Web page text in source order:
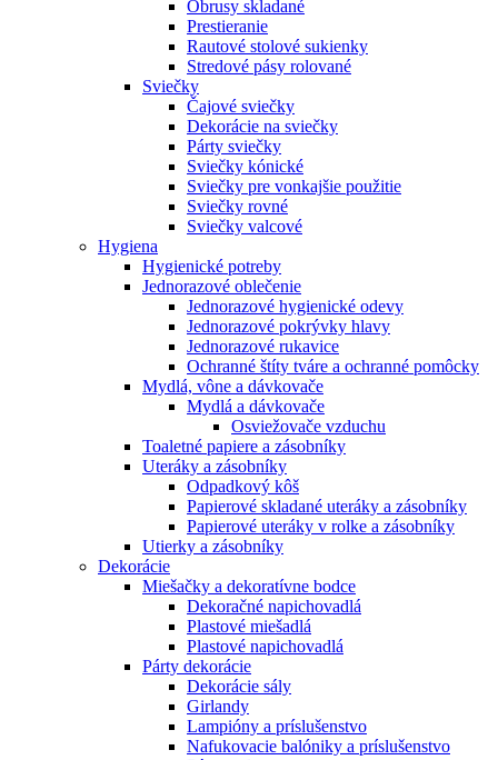
Obrusy skladané
Prestieranie
Rautové stolové sukienky
Stredové pásy rolované
Sviečky
Čajové sviečky
Dekorácie na sviečky
Párty sviečky
Sviečky kónické
Sviečky pre vonkajšie použitie
Sviečky rovné
Sviečky valcové
Hygiena
Hygienické potreby
Jednorazové oblečenie
Jednorazové hygienické odevy
Jednorazové pokrývky hlavy
Jednorazové rukavice
Ochranné štíty tváre a ochranné pomôcky
Mydlá, vône a dávkovače
Mydlá a dávkovače
Osviežovače vzduchu
Toaletné papiere a zásobníky
Uteráky a zásobníky
Odpadkový kôš
Papierové skladané uteráky a zásobníky
Papierové uteráky v rolke a zásobníky
Utierky a zásobníky
Dekorácie
Miešačky a dekoratívne bodce
Dekoračné napichovadlá
Plastové miešadlá
Plastové napichovadlá
Párty dekorácie
Dekorácie sály
Girlandy
Lampióny a príslušenstvo
Nafukovacie balóniky a príslušenstvo